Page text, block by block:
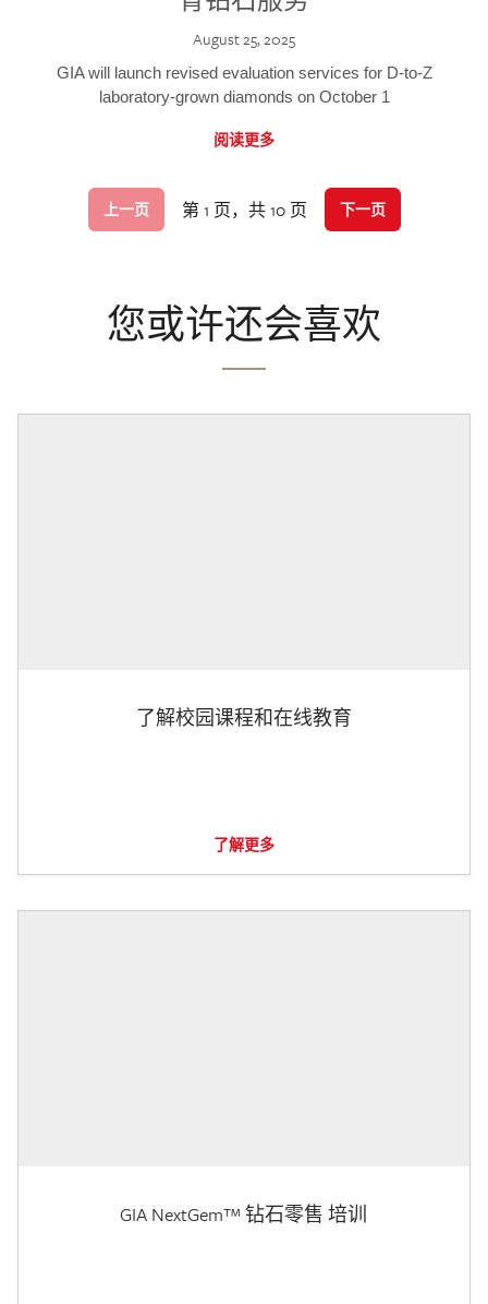
August 25, 2025
GIA will launch revised evaluation services for D-to-Z
laboratory-grown diamonds on October 1
阅读更多
上一页 第 1 页，共 10 页 下一页
您或许还会喜欢
了解校园课程和在线教育
了解更多
GIA NextGem™ 钻石零售 培训